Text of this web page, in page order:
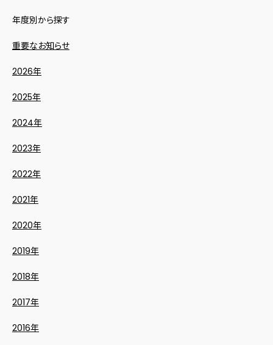
年度別から探す
重要なお知らせ
2026年
2025年
2024年
2023年
2022年
2021年
2020年
2019年
2018年
2017年
2016年